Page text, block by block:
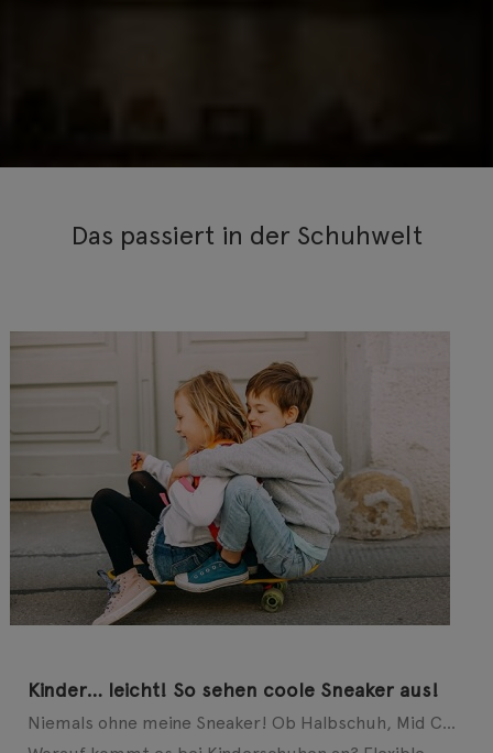
Das passiert in der Schuhwelt
Kinder… leicht! So sehen coole Sneaker aus!
Niemals ohne meine Sneaker! Ob Halbschuh, Mid Cut oder Slip-on – auch bei modebewussten Kids geht ...